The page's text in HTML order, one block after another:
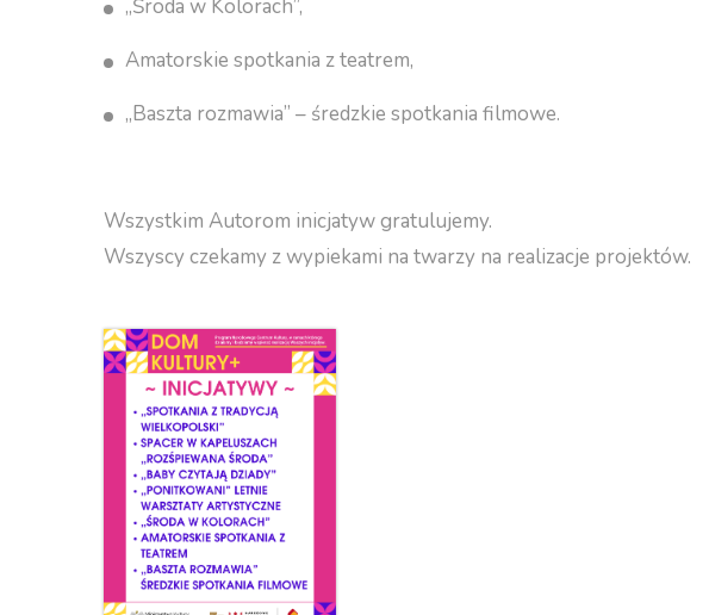
„Środa w Kolorach”,
Amatorskie spotkania z teatrem,
„Baszta rozmawia” – średzkie spotkania filmowe.
Wszystkim Autorom inicjatyw gratulujemy.
Wszyscy czekamy z wypiekami na twarzy na realizacje projektów.